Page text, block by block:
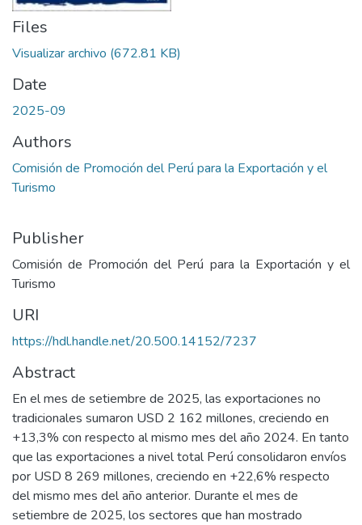
Files
Visualizar archivo (672.81 KB)
Date
2025-09
Authors
Comisión de Promoción del Perú para la Exportación y el
Turismo
Publisher
Comisión de Promoción del Perú para la Exportación y el
Turismo
URI
https://hdl.handle.net/20.500.14152/7237
Abstract
En el mes de setiembre de 2025, las exportaciones no
tradicionales sumaron USD 2 162 millones, creciendo en
+13,3% con respecto al mismo mes del año 2024. En tanto
que las exportaciones a nivel total Perú consolidaron envíos
por USD 8 269 millones, creciendo en +22,6% respecto
del mismo mes del año anterior. Durante el mes de
setiembre de 2025, los sectores que han mostrado